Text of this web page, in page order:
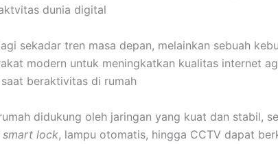
dunia digital
sekadar tren masa depan, melainkan sebuah
modern untuk meningkatkan kualitas internet
beraktivitas di rumah
didukung oleh jaringan yang kuat dan stabil,
smart lock, lampu otomatis, hingga CCTV dapat